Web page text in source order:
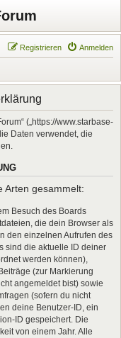
Anmelden
Registrieren
(„https://www.starbase-
Daten verwendet, die
Arten gesammelt:
Besuch des Boards
die dein Browser als
den einzelnen Aufrufen des
sind die aktuelle ID deiner
werden können),
(zur Markierung
angemeldet bist) sowie
(sofern du nicht
deine Benutzer-ID, ein
ID gespeichert. Die
von einem Jahr. Alle